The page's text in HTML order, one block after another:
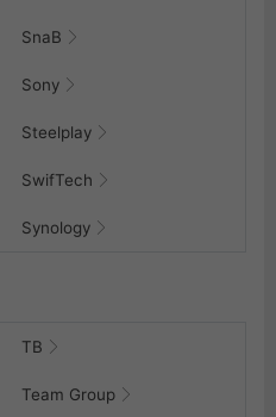
SnaB
Sony
Steelplay
SwifTech
Synology
TB
Team Group